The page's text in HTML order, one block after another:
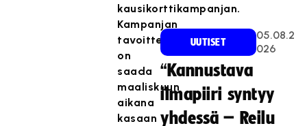
kausikorttikampanjan.
Kampanjan
tavoitteena
on
saada
maaliskuun
aikana
kasaan
UUTISET
05.08.2
026
“Kannustava
ilmapiiri syntyy
yhdessä – Reilu